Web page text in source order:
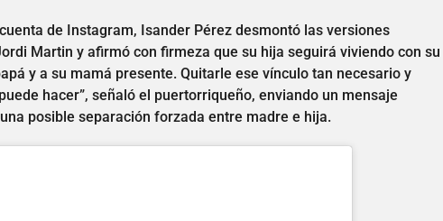
de Instagram, Isander Pérez desmontó las versiones
Martin y afirmó con firmeza que su hija seguirá viviendo con su
y a su mamá presente. Quitarle ese vínculo tan necesario y
hacer”, señaló el puertorriqueño, enviando un mensaje
posible separación forzada entre madre e hija.